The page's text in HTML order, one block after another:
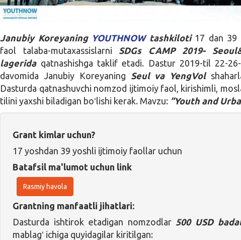
Janubiy Koreyaning YOUTHNOW tashkiloti17 dan 39
faol talaba-mutaxassislarni SDGs
CAMP 2019-
lageridaqatnashishga taklif etadi. Dastur 2019-til 22-
davomida Janubiy Koreyaning Seul va YengVol
Dasturda qatnashuvchi nomzod ijtimoiy faol, kirishimli,
tilini yaxshi biladigan boʻlishi kerak. Mavzu: “Youth and
Grant kimlar uchun?
17 yoshdan 39 yoshli ijtimoiy faollar uchun
Batafsil ma'lumot uchun link
Rasmiy havola
Grantning manfaatli jihatlari:
Dasturda ishtirok etadigan nomzodlar 500 USD
mablagʻ ichiga quyidagilar kiritilgan: